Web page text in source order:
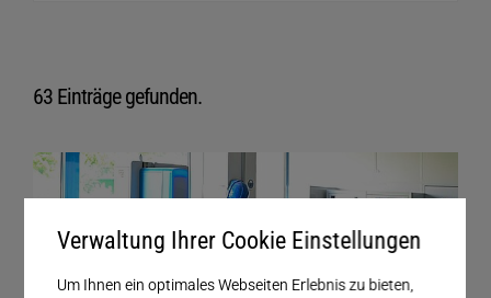
Verwaltung Ihrer Cookie Einstellungen
Um Ihnen ein optimales Webseiten Erlebnis zu bieten,
63 Einträge gefunden.